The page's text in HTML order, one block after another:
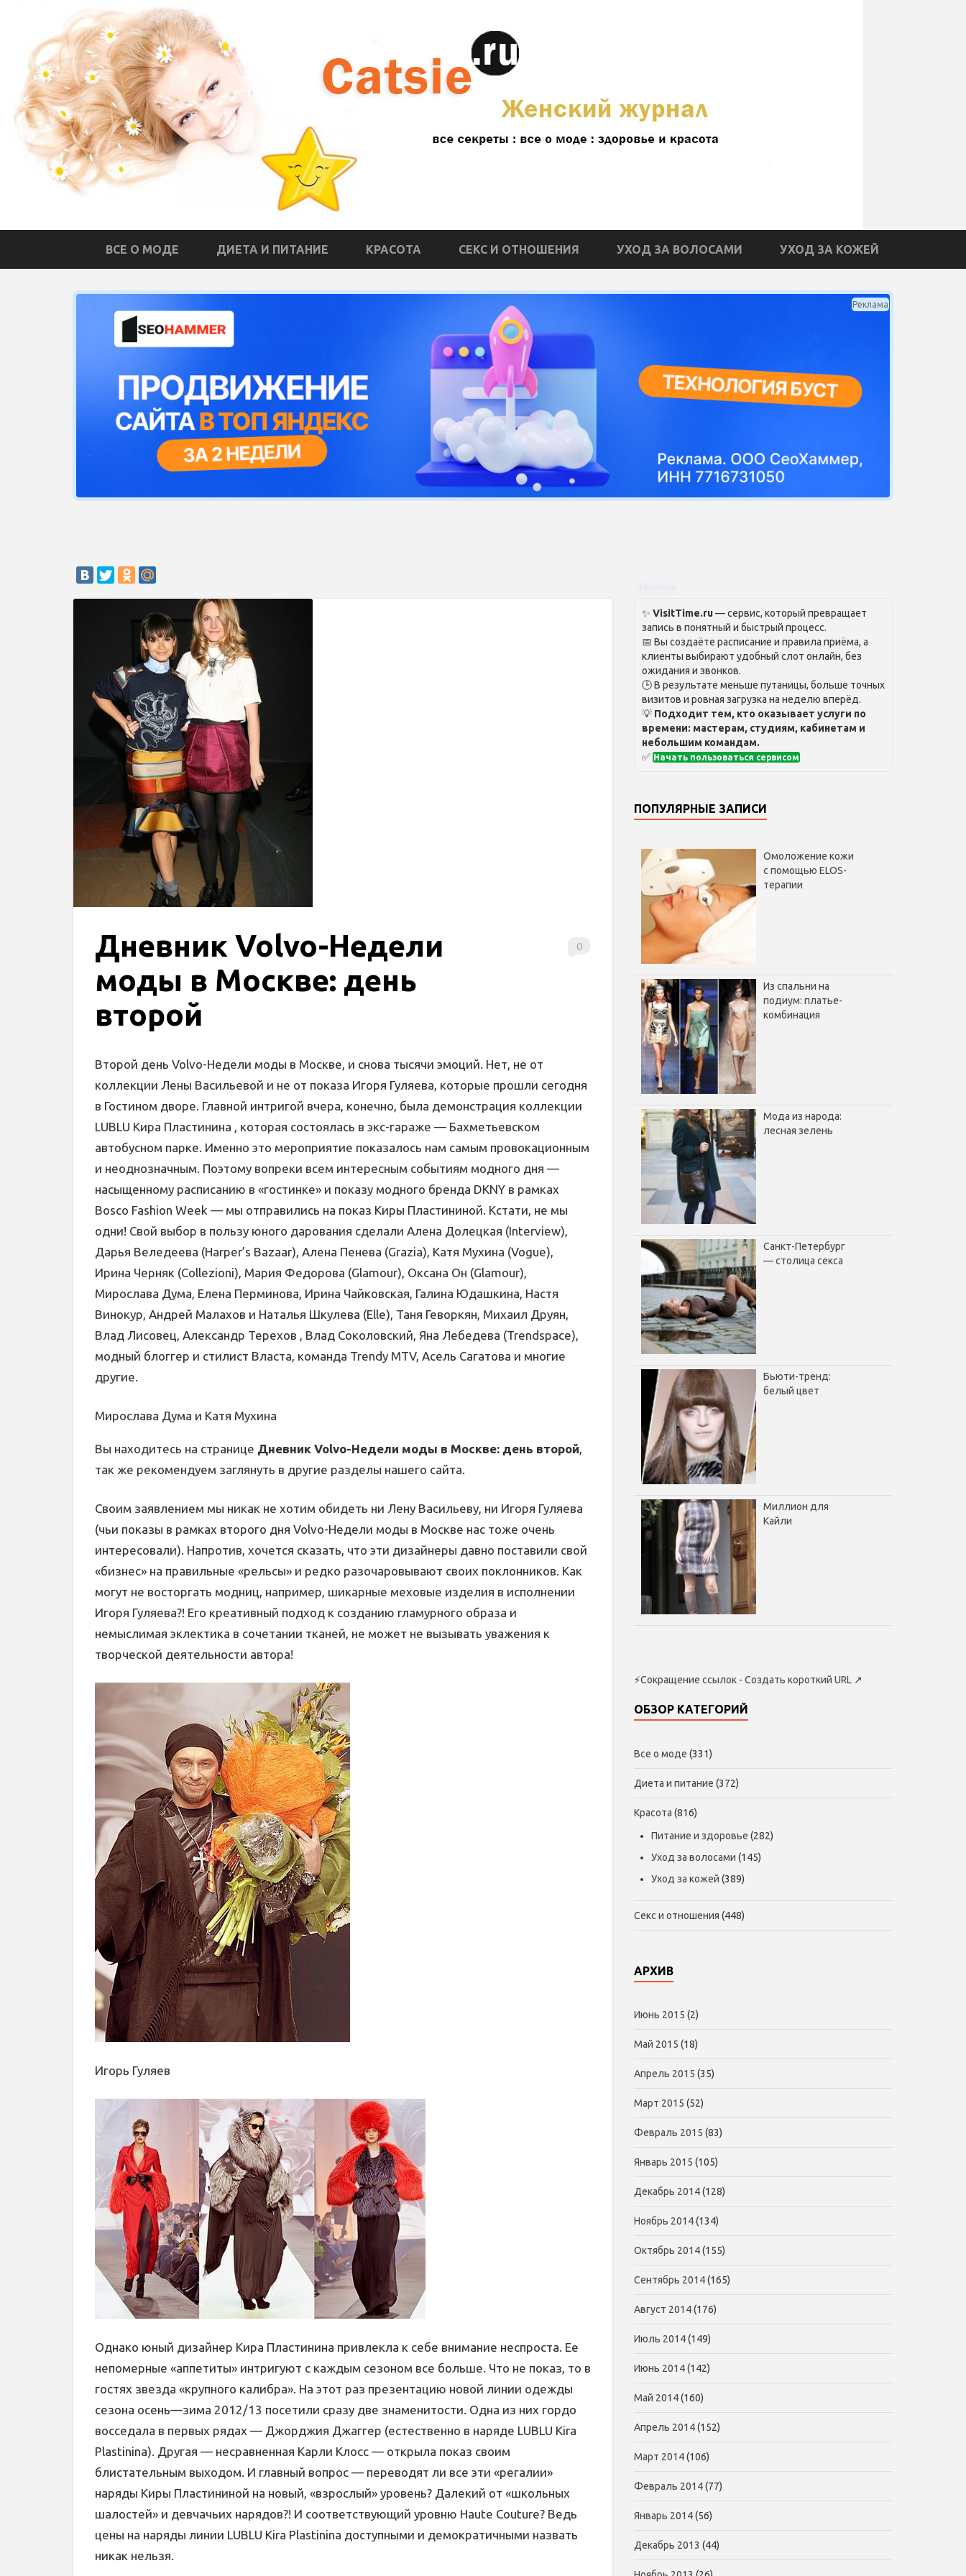
ВСЕ О МОДЕ ДИЕТА И ПИТАНИЕ КРАСОТА СЕКС И ОТНОШЕНИЯ УХОД ЗА ВОЛОСАМИ УХОД ЗА КОЖЕЙ
Реклама
0
Дневник Volvo-Недели
моды в Москве: день
второй
Второй день Volvo-Недели моды в Москве, и снова тысячи эмоций. Нет, не от
коллекции Лены Васильевой и не от показа Игоря Гуляева, которые прошли сегодня
в Гостином дворе. Главной интригой вчера, конечно, была демонстрация коллекции
LUBLU Кира Пластинина , которая состоялась в экс-гараже — Бахметьевском
автобусном парке. Именно это мероприятие показалось нам самым провокационным
и неоднозначным. Поэтому вопреки всем интересным событиям модного дня —
насыщенному расписанию в «гостинке» и показу модного бренда DKNY в рамках
Bosco Fashion Week — мы отправились на показ Киры Пластининой. Кстати, не мы
одни! Свой выбор в пользу юного дарования сделали Алена Долецкая (Interview),
Дарья Веледеева (Harper’s Bazaar), Алена Пенева (Grazia), Катя Мухина (Vogue),
Ирина Черняк (Collezioni), Мария Федорова (Glamour), Оксана Он (Glamour),
Мирослава Дума, Елена Перминова, Ирина Чайковская, Галина Юдашкина, Настя
Винокур, Андрей Малахов и Наталья Шкулева (Elle), Таня Геворкян, Михаил Друян,
Влад Лисовец, Александр Терехов , Влад Соколовский, Яна Лебедева (Trendspace),
модный блоггер и стилист Власта, команда Trendy MTV, Асель Сагатова и многие
другие.
Мирослава Дума и Катя Мухина
Вы находитесь на странице Дневник Volvo-Недели моды в Москве: день второй,
так же рекомендуем заглянуть в другие разделы нашего сайта.
Своим заявлением мы никак не хотим обидеть ни Лену Васильеву, ни Игоря Гуляева
(чьи показы в рамках второго дня Volvo-Недели моды в Москве нас тоже очень
интересовали). Напротив, хочется сказать, что эти дизайнеры давно поставили свой
«бизнес» на правильные «рельсы» и редко разочаровывают своих поклонников. Как
могут не восторгать модниц, например, шикарные меховые изделия в исполнении
Игоря Гуляева?! Его креативный подход к созданию гламурного образа и
немыслимая эклектика в сочетании тканей, не может не вызывать уважения к
творческой деятельности автора!
Игорь Гуляев
Однако юный дизайнер Кира Пластинина привлекла к себе внимание неспроста. Ее
непомерные «аппетиты» интригуют с каждым сезоном все больше. Что не показ, то в
гостях звезда «крупного калибра». На этот раз презентацию новой линии одежды
сезона осень—зима 2012/13 посетили сразу две знаменитости. Одна из них гордо
восседала в первых рядах — Джорджия Джаггер (естественно в наряде LUBLU Kira
Plastinina). Другая — несравненная Карли Клосс — открыла показ своим
блистательным выходом. И главный вопрос — переводят ли все эти «регалии»
наряды Киры Пластининой на новый, «взрослый» уровень? Далекий от «школьных
шалостей» и девчачьих нарядов?! И соответствующий уровню Haute Couture? Ведь
цены на наряды линии LUBLU Kira Plastinina доступными и демократичными назвать
никак нельзя.
✨ VisitTime.ru— сервис, который превращает
запись в понятный и быстрый процесс.
📅 Вы создаёте расписание и правила приёма, а
клиенты выбирают удобный слот онлайн, без
ожидания и звонков.
🕒 В результате меньше путаницы, больше точных
визитов и ровная загрузка на неделю вперёд.
💡 Подходит тем, кто оказывает услуги по
времени: мастерам, студиям, кабинетам и
небольшим командам.
✅ Начать пользоваться сервисом
ПОПУЛЯРНЫЕ ЗАПИСИ
Омоложение кожи
с помощью ELOS-
терапии
Из спальни на
подиум: платье-
комбинация
Мода из народа:
лесная зелень
Санкт-Петербург
— столица секса
Бьюти-тренд:
белый цвет
Миллион для
Кайли
⚡Сокращение ссылок - Создать короткий URL ↗
ОБЗОР КАТЕГОРИЙ
Все о моде (331)
Диета и питание (372)
Красота (816)
Питание и здоровье (282)
Уход за волосами (145)
Уход за кожей (389)
Секс и отношения (448)
АРХИВ
Июнь 2015 (2)
Май 2015 (18)
Апрель 2015 (35)
Март 2015 (52)
Февраль 2015 (83)
Январь 2015 (105)
Декабрь 2014(128)
Ноябрь 2014(134)
Октябрь 2014(155)
Сентябрь 2014(165)
Август 2014(176)
Июль 2014(149)
Июнь 2014(142)
Май 2014(160)
Апрель 2014(152)
Март 2014(106)
Февраль 2014(77)
Январь 2014(56)
Декабрь 2013 (44)